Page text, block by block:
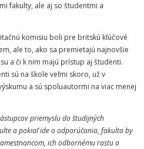
fakulty, ale aj so študentmi a
komisiu boli pre britskú kľúčové
ale to, ako sa premietajú najnovšie
a či k nim majú prístup aj študenti.
sú na škole veľmi skoro, už v
a sú spoluautormi na viac menej
priemyslu do študijných
a pokiaľ ide o odporúčania, fakulta by
ich odbornému rastu a